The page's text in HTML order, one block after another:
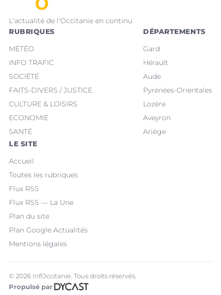
L'actualité de l'Occitanie en continu
RUBRIQUES
MÉTÉO
INFO TRAFIC
SOCIÉTÉ
FAITS-DIVERS / JUSTICE
CULTURE & LOISIRS
ECONOMIE
SANTÉ
DÉPARTEMENTS
Gard
Hérault
Aude
Pyrénées-Orientales
Lozère
Aveyron
Ariège
LE SITE
Accueil
Toutes les rubriques
Flux RSS
Flux RSS — La Une
Plan du site
Plan Google Actualités
Mentions légales
© 2026 InfOccitanie. Tous droits réservés.
Propulsé par